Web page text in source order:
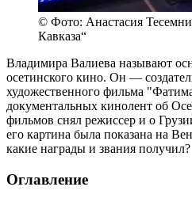
© Фото: Анастасия
Кавказа“
Владимира Валиева называют
осетинского кино. Он —
художественного фильма
документальных кинолент об
фильмов снял режиссер и о
его картина была показана на
какие награды и звания получил?
Оглавление